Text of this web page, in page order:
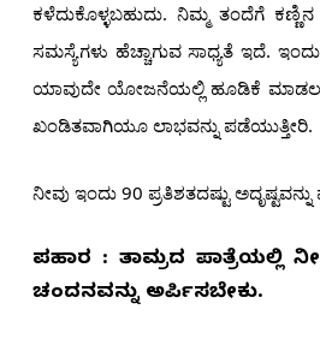
ಕಳೆದುಕೊಳ್ಳಬಹುದು. ನಿಮ್ಮ ತಂದೆಗೆ
ಸಮಸ್ಯೆಗಳು ಹೆಚ್ಚಾಗುವ ಸಾಧ್ಯತೆ ಇದೆ.
ಯಾವುದೇ ಯೋಜನೆಯಲ್ಲಿ ಹೂಡಿಕೆ ಮಾಡಲು
ಖಂಡಿತವಾಗಿಯೂ ಲಾಭವನ್ನು ಪಡೆಯುತ್ತೀರಿ.
ನೀವು ಇಂದು 90 ಪ್ರತಿಶತದಷ್ಟು
ಪರಿಹಾರ : ತಾಮ್ರದ ಪಾತ್ರೆಯಲ್ಲಿ
ಚಂದನವನ್ನು ಅರ್ಪಿಸಬೇಕು.